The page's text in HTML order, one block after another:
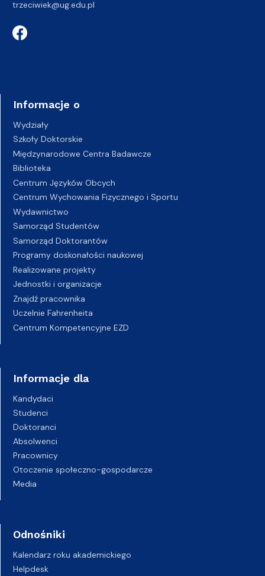
trzeciwiek@ug.edu.pl
Informacje o
Wydziały
Szkoły Doktorskie
Międzynarodowe Centra Badawcze
Biblioteka
Centrum Języków Obcych
Centrum Wychowania Fizycznego i Sportu
Wydawnictwo
Samorząd Studentów
Samorząd Doktorantów
Programy doskonałości naukowej
Realizowane projekty
Jednostki i organizacje
Znajdź pracownika
Uczelnie Fahrenheita
Centrum Kompetencyjne EZD
Informacje dla
Kandydaci
Studenci
Doktoranci
Absolwenci
Pracownicy
Otoczenie społeczno-gospodarcze
Media
Odnośniki
Kalendarz roku akademickiego
Helpdesk